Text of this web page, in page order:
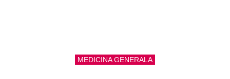
MEDICINA GENERALA